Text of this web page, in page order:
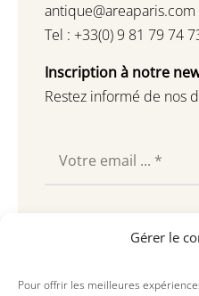
Gérer le
Pour offrir les meilleures
antique@areaparis.com
Tel : +33(0) 9 81 79 74
Inscription à notre
Restez informé de nos